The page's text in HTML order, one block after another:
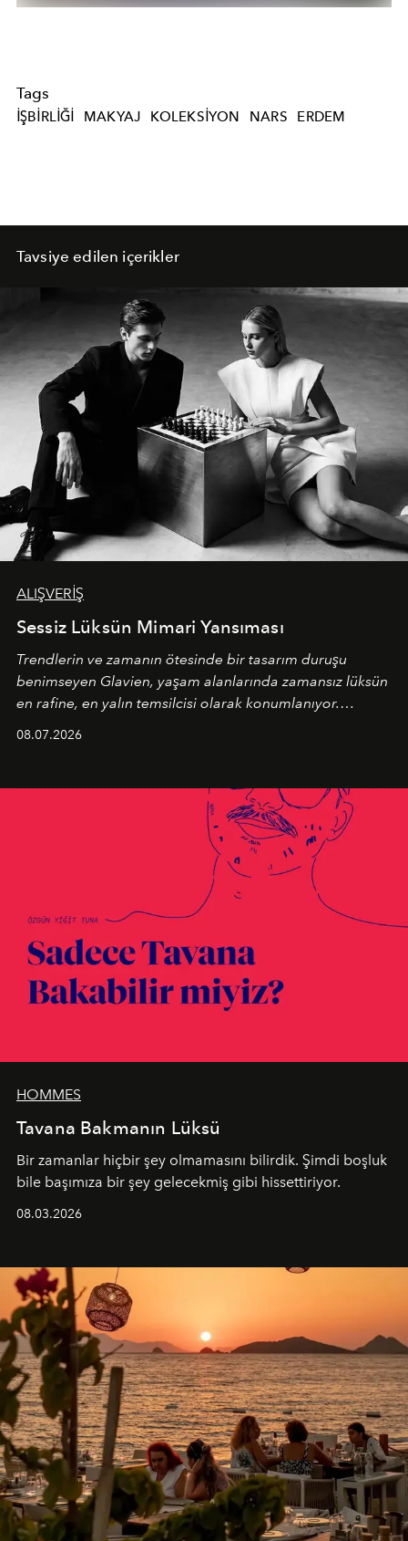
Tags
IŞBIRLIĞI MAKYAJ KOLEKSIYON NARS ERDEM
Tavsiye edilen içerikler
ALIŞVERİŞ
Sessiz Lüksün Mimari Yansıması
Trendlerin ve zamanın ötesinde bir tasarım duruşu
benimseyen Glavien, yaşam alanlarında zamansız lüksün
en rafine, en yalın temsilcisi olarak konumlanıyor.
08.07.2026
HOMMES
Tavana Bakmanın Lüksü
Bir zamanlar hiçbir şey olmamasını bilirdik. Şimdi boşluk
bile başımıza bir şey gelecekmiş gibi hissettiriyor.
08.03.2026